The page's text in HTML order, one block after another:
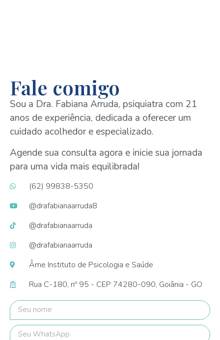
Fale comigo
Sou a Dra. Fabiana Arruda, psiquiatra com 21
anos de experiência, dedicada a oferecer um
cuidado acolhedor e especializado.
Agende sua consulta agora e inicie sua jornada
para uma vida mais equilibrada!
(62) 99838-5350
@drafabianaarruda8
@drafabianaarruda
@drafabianaarruda
Âme Instituto de Psicologia e Saúde
Rua C-180, nº 95 - CEP 74280-090, Goiânia - GO